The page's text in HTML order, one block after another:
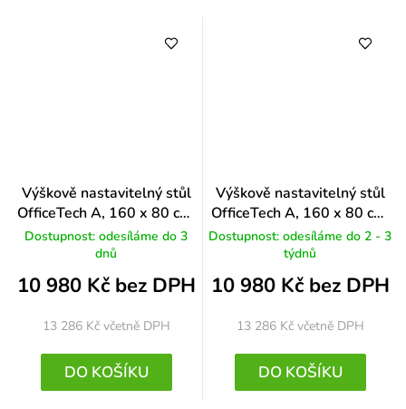
Výškově nastavitelný stůl
OfficeTech A, 160 x 80 cm,
černá podnož, dub
Dostupnost: odesíláme do 3
dnů
10 980 Kč bez DPH
13 286 Kč včetně DPH
DO KOŠÍKU
Výškově nastavitelný stůl
OfficeTech A, 160 x 80 cm,
černá podnož, černá
Dostupnost: odesíláme do 2 - 3
týdnů
10 980 Kč bez DPH
13 286 Kč včetně DPH
DO KOŠÍKU